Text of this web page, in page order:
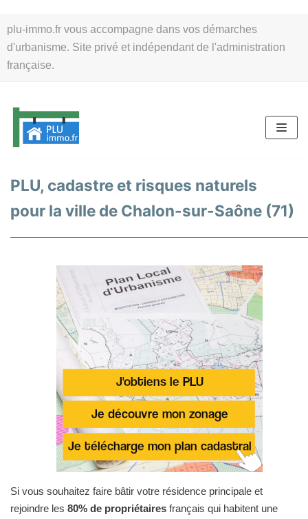
plu-immo.fr vous accompagne dans vos démarches
d'urbanisme. Site privé et indépendant de l'administration
française.
au
contenu
PLU, cadastre et risques naturels
pour la ville de Chalon-sur-Saône (71)
Si vous souhaitez faire bâtir votre résidence principale et
rejoindre les 80% de propriétaires français qui habitent une